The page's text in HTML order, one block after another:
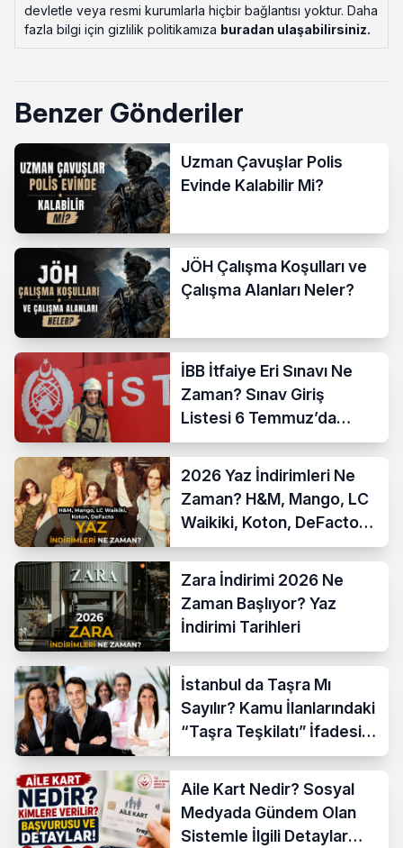
devletle veya resmi kurumlarla hiçbir bağlantısı yoktur. Daha
fazla bilgi için gizlilik politikamıza buradan ulaşabilirsiniz.
Benzer Gönderiler
Uzman Çavuşlar Polis
Evinde Kalabilir Mi?
JÖH Çalışma Koşulları ve
Çalışma Alanları Neler?
İBB İtfaiye Eri Sınavı Ne
Zaman? Sınav Giriş
Listesi 6 Temmuz’da
Açıklanıyor
2026 Yaz İndirimleri Ne
Zaman? H&M, Mango, LC
Waikiki, Koton, DeFacto
İndirim Tarihleri
Zara İndirimi 2026 Ne
Zaman Başlıyor? Yaz
İndirimi Tarihleri
İstanbul da Taşra Mı
Sayılır? Kamu İlanlarındaki
“Taşra Teşkilatı” İfadesi
Açıklandı
Aile Kart Nedir? Sosyal
Medyada Gündem Olan
Sistemle İlgili Detaylar